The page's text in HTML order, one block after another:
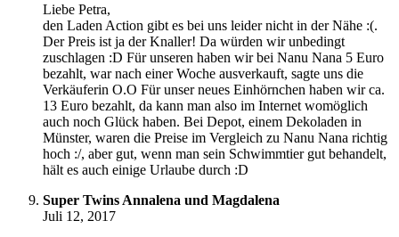
Liebe Petra,
den Laden Action gibt es bei uns leider nicht in der Nähe :(.
Der Preis ist ja der Knaller! Da würden wir unbedingt
zuschlagen :D Für unseren haben wir bei Nanu Nana 5 Euro
bezahlt, war nach einer Woche ausverkauft, sagte uns die
Verkäuferin O.O Für unser neues Einhörnchen haben wir ca.
13 Euro bezahlt, da kann man also im Internet womöglich
auch noch Glück haben. Bei Depot, einem Dekoladen in
Münster, waren die Preise im Vergleich zu Nanu Nana richtig
hoch :/, aber gut, wenn man sein Schwimmtier gut behandelt,
hält es auch einige Urlaube durch :D
Super Twins Annalena und Magdalena
Juli 12, 2017